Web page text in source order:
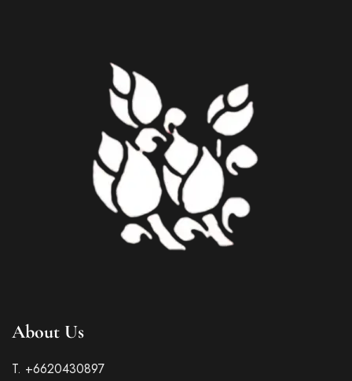
About Us
T. +6620430897